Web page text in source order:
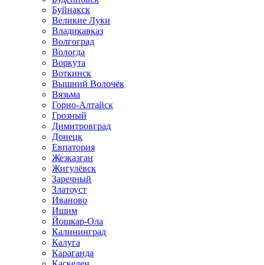
Буйнакск
Великие Луки
Владикавказ
Волгоград
Вологда
Воркута
Воткинск
Вышний Волочёк
Вязьма
Горно-Алтайск
Грозный
Димитровград
Донецк
Евпатория
Жезказган
Жигулёвск
Заречный
Златоуст
Иваново
Ишим
Йошкар-Ола
Калининград
Калуга
Караганда